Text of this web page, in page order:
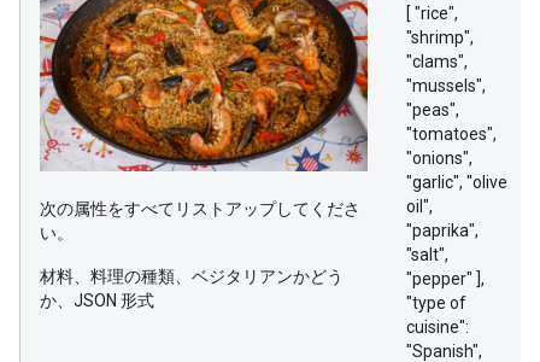
次の属性をすべてリストアップしてくださ
い。
材料、料理の種類、ベジタリアンかどう
か、JSON 形式
[ "rice",
"shrimp",
"clams",
"mussels",
"peas",
"tomatoes",
"onions",
"garlic", "olive
oil",
"paprika",
"salt",
"pepper" ],
"type of
cuisine":
"Spanish",